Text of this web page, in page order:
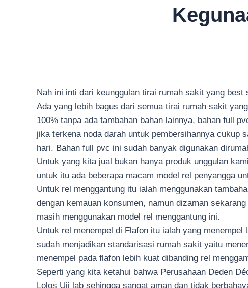
Nah ini inti dari keunggulan tirai rumah sakit yang
Ada yang lebih bagus dari semua tirai rumah sakit
100% tanpa ada tambahan bahan lainnya, bahan full
jika terkena noda darah untuk pembersihannya cukup
hari. Bahan full pvc ini sudah banyak digunakan
Untuk yang kita jual bukan hanya produk unggulan
untuk itu ada beberapa macam model rel penyangga
Untuk rel menggantung itu ialah menggunakan
dengan kemauan konsumen, namun dizaman
masih menggunakan model rel menggantung ini.
Untuk rel menempel di Flafon itu ialah yang
sudah menjadikan standarisasi rumah sakit yaitu
menempel pada flafon lebih kuat dibanding rel
Seperti yang kita ketahui bahwa Perusahaan Deden
Lolos Uji lab sehingga sangat aman dan tidak